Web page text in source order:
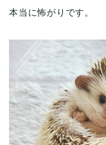
本当に怖がりです。